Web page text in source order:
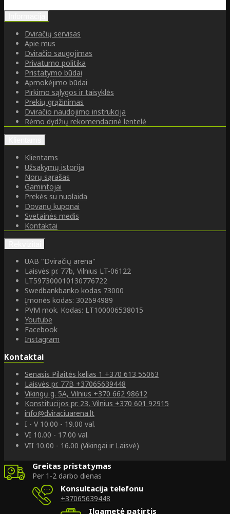
Dviračių servisas
Apie mus
Dviračio saugojimas
Privatumo politika
Pristatymo būdai
Apmokėjimo būdai
Pirkimo sąlygos ir taisyklės
Prekių grąžinimas
Dviračio naudojimo instrukcija
Rėmo dydžių rekomendacinė lentelė
Klientams
Užsakymų istorija
Norų sąrašas
Gamintojai
Prekės su nuolaida
Dovanų kuponai
Svetainės medis
Kontaktai
UAB "Dviračių arena"
Laisvės pr. 77b, Vilnius LT-06122
LT597300010130776722
Swedbankbanko kodas 73000
Įmonės kodas: 302694989
PVM mok. Kodas: LT100006538015
Youtube
Facebook
Instagram
Kontaktai
Senasis Pilaitės kelias 1 +370 613 55063
Laisvės pr. 77B +37065639448
Vikingų g. 5A, Vilnius +370 662 98612
Konstitucijos pr. 23, Vilnius +370 601 92915
info@dviraciuarena.lt
I - V 10.00 - 19.00 val.
VI 10.00 - 17.00 val.
VII 10.00 - 16.00 (Vikingai ir Laisvė)
Greitas pristatymas
Per 1-2 darbo dienas
Konsultacija telefonu
+37065639448
Ilgametė patirtis